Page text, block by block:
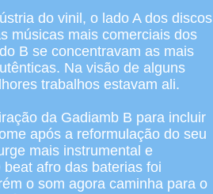
do vinil, o lado A dos discos
músicas mais comerciais dos
B se concentravam as mais
Na visão de alguns
trabalhos estavam ali.
da Gadiamb B para incluir
após a reformulação do seu
mais instrumental e
afro das baterias foi
o som agora caminha para o